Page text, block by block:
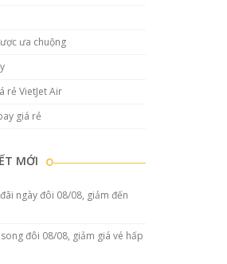
ưa chuộng
rẻ VietJet Air
giá rẻ
MỚI
ngày đôi 08/08, giảm đến
đôi 08/08, giảm giá vé hấp